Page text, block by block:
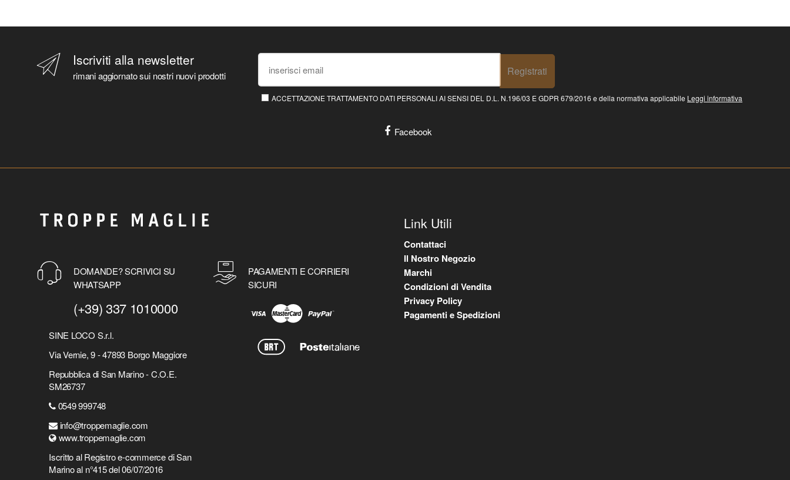
BABY SHARK
BAKUGAN
BENFICA
BIANCANEVE E I SETTE NANI
BIG BABOL
BIG HERO SIX
BILLIE EILISH
BING
BLACK CLOVER
BLACK PANTHER
BLADE
BLAZE
BLEACH
BLINK-182
Iscriviti alla newsletter
rimani aggiornato sui nostri nuovi prodotti Registrati
ACCETTAZIONE TRATTAMENTO DATI PERSONALI AI SENSI DEL D.L. N.196/03 E GDPR 679/2016 e della normativa applicabile Leggi informativa
Facebook
DOMANDE? SCRIVICI SU
WHATSAPP
(+39) 337 1010000
SINE LOCO S.r.l.
Via Vernie, 9 - 47893 Borgo Maggiore
Repubblica di San Marino - C.O.E.
SM26737
0549 999748
info@troppemaglie.com
www.troppemaglie.com
Iscritto al Registro e-commerce di San
Marino al n°415 del 06/07/2016
PAGAMENTI E CORRIERI
SICURI
Link Utili
Contattaci
Il Nostro Negozio
Marchi
Condizioni di Vendita
Privacy Policy
Pagamenti e Spedizioni